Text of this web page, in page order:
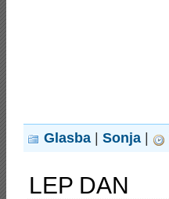
Glasba Sonja
LEP DAN